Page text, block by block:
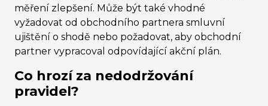
měření zlepšení. Může být také vhodné
vyžadovat od obchodního partnera smluvní
ujištění o shodě nebo požadovat, aby obchodní
partner vypracoval odpovídající akční plán.
Co hrozí za nedodržování
pravidel?